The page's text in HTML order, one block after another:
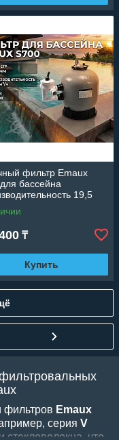
фильтр Emaux
бассейна
19,5
700 мм)
₸
Купить
фильтров Emaux
серия V
стекловолокна, что